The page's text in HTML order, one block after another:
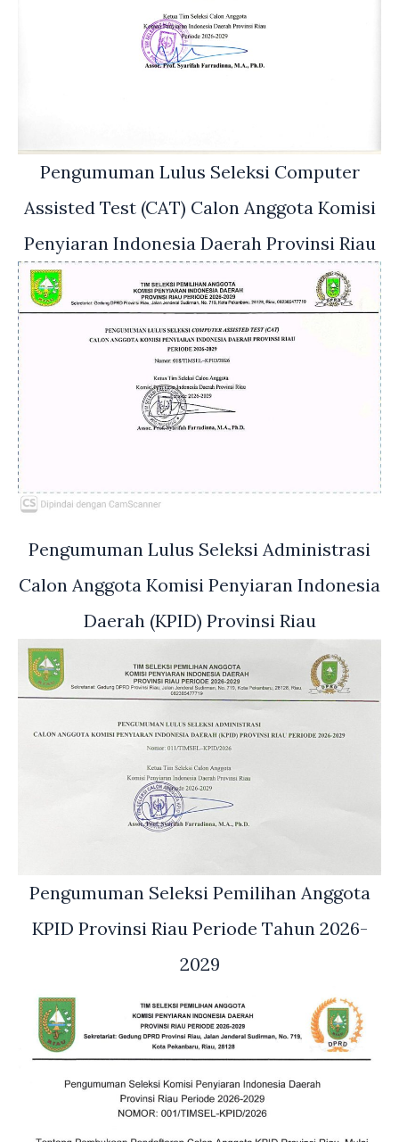
Pengumuman Lulus Seleksi Computer
Assisted Test (CAT) Calon Anggota Komisi
Penyiaran Indonesia Daerah Provinsi Riau
Pengumuman Lulus Seleksi Administrasi
Calon Anggota Komisi Penyiaran Indonesia
Daerah (KPID) Provinsi Riau
Pengumuman Seleksi Pemilihan Anggota
KPID Provinsi Riau Periode Tahun 2026-
2029